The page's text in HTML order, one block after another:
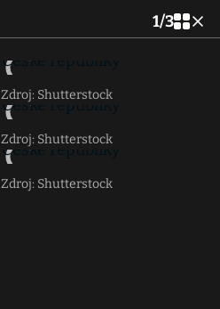
1/3
Zdroj: Shutterstock
Zdroj: Shutterstock
Zdroj: Shutterstock